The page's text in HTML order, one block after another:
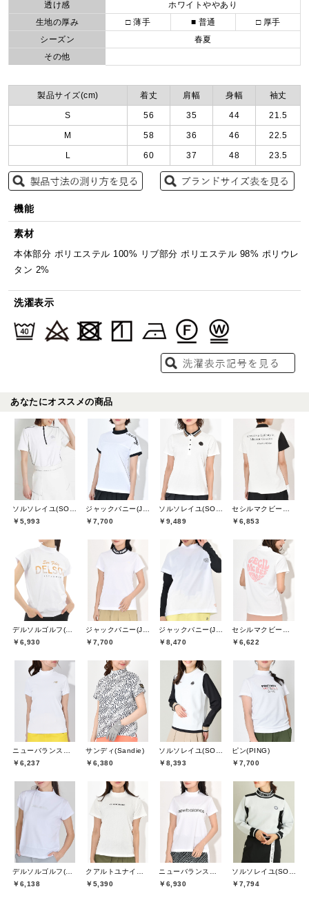
透け感
ホワイトややあり
生地の厚み
□ 薄手 ■ 普通
□ 厚手
シーズン
春夏
その他
製品サイズ(cm) 着丈 肩幅 身幅 袖丈
S 56 35 44 21.5
M 58 36 46 22.5
L 60 37 48 23.5
機能
素材
本体部分 ポリエステル 100% リブ部分 ポリエステル 98% ポリウレ
タン 2%
洗濯表示
あなたにオススメの商品
ソルソレイユ(SOUS LE SOLEIL)
￥5,993
ジャックバニー(Jack Bunny)
￥7,700
ソルソレイユ(SOUS LE SOLEIL)
￥9,489
セシルマクビーグリーン(CECIL McBEE green)
￥6,853
デルソルゴルフ(DELSOL GOLF)
￥6,930
ジャックバニー(Jack Bunny)
￥7,700
ジャックバニー(Jack Bunny)
￥8,470
セシルマクビーグリーン(CECIL McBEE green)
￥6,622
ニューバランスゴルフ(New Balance Golf)
￥6,237
サンディ(Sandie)
￥6,380
ソルソレイユ(SOUS LE SOLEIL)
￥8,393
ピン(PING)
￥7,700
デルソルゴルフ(DELSOL GOLF)
￥6,138
クアルトユナイテッド(CUARTO UNITED)
￥5,390
ニューバランスゴルフ(New Balance Golf)
￥6,930
ソルソレイユ(SOUS LE SOLEIL)
￥7,794